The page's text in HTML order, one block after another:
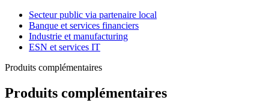
Secteur public via partenaire local
Banque et services financiers
Industrie et manufacturing
ESN et services IT
Produits complémentaires
Produits complémentaires